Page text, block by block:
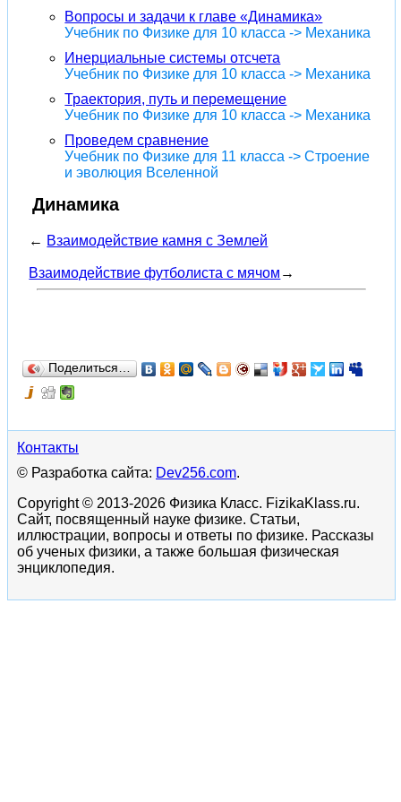
Вопросы и задачи к главе «Динамика»
Учебник по Физике для 10 класса -> Механика
Инерциальные системы отсчета
Учебник по Физике для 10 класса -> Механика
Траектория, путь и перемещение
Учебник по Физике для 10 класса -> Механика
Проведем сравнение
Учебник по Физике для 11 класса -> Строение
и эволюция Вселенной
Динамика
← Взаимодействие камня с Землей
Взаимодействие футболиста с мячом →
Поделиться…
Контакты
© Разработка сайта: Dev256.com.
Copyright © 2013-2026 Физика Класс. FizikaKlass.ru.
Сайт, посвященный науке физике. Статьи,
иллюстрации, вопросы и ответы по физике. Рассказы
об ученых физики, а также большая физическая
энциклопедия.